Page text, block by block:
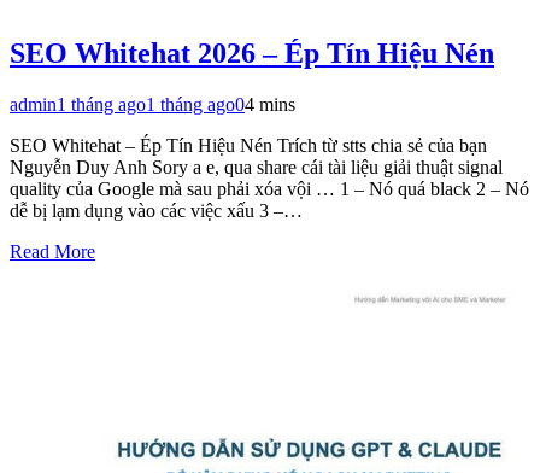
SEO Whitehat 2026 – Ép Tín Hiệu Nén
admin1 tháng ago1 tháng ago04 mins
SEO Whitehat – Ép Tín Hiệu Nén Trích từ stts chia sẻ của bạn
Nguyễn Duy Anh Sory a e, qua share cái tài liệu giải thuật signal
quality của Google mà sau phải xóa vội … 1 – Nó quá black 2 – Nó
dễ bị lạm dụng vào các việc xấu 3 –…
Read More